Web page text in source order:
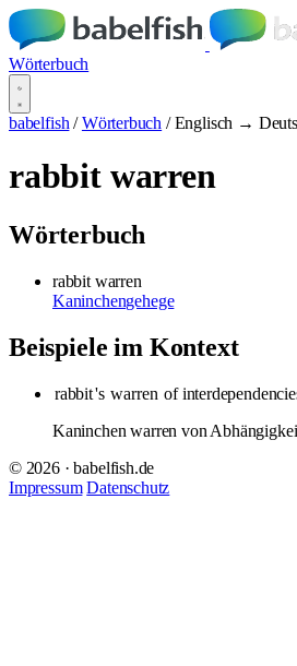
Wörterbuch
babelfish / Wörterbuch / Englisch →
rabbit warren
Wörterbuch
rabbit warren
Kaninchengehege
Beispiele im Kontext
rabbit's warren of
Kaninchen warren von
© 2026 · babelfish.de
Impressum Datenschutz